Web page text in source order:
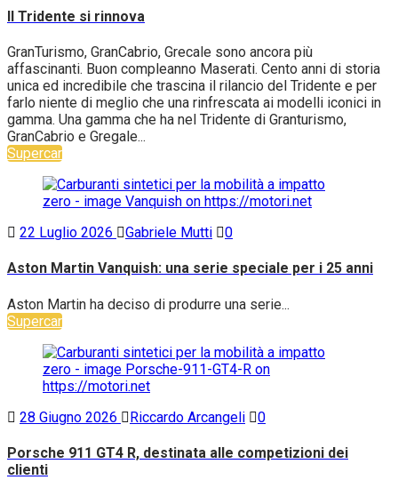
Il Tridente si rinnova
GranTurismo, GranCabrio, Grecale sono ancora più
affascinanti. Buon compleanno Maserati. Cento anni di storia
unica ed incredibile che trascina il rilancio del Tridente e per
farlo niente di meglio che una rinfrescata ai modelli iconici in
gamma. Una gamma che ha nel Tridente di Granturismo,
GranCabrio e Gregale...
Supercar
22 Luglio 2026 Gabriele Mutti 0
Aston Martin Vanquish: una serie speciale per i 25 anni
Aston Martin ha deciso di produrre una serie...
Supercar
28 Giugno 2026 Riccardo Arcangeli 0
Porsche 911 GT4 R, destinata alle competizioni dei
clienti